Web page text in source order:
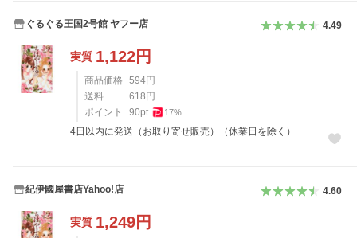
ぐるぐる王国2号館 ヤフー店 4.49
実質 1,122円
商品価格 594円
送料
618 円
ポイント
90pt 17%
4日以内に発送（お取り寄せ販売）（休業日を除く）
紀伊國屋書店Yahoo!店 4.60
実質 1,249円